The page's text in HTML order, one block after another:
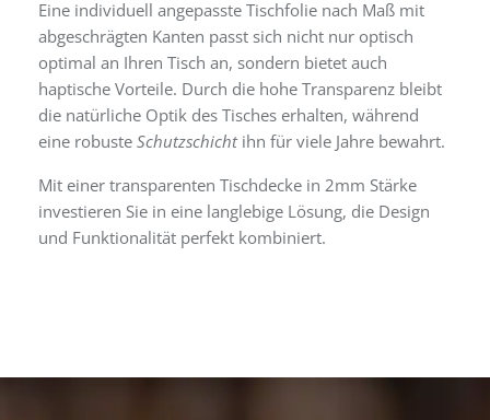
Eine individuell angepasste Tischfolie nach Maß mit
abgeschrägten Kanten passt sich nicht nur optisch
optimal an Ihren Tisch an, sondern bietet auch
haptische Vorteile. Durch die hohe Transparenz bleibt
die natürliche Optik des Tisches erhalten, während
eine robuste Schutzschichtihn für viele Jahre bewahrt.
Mit einer transparenten Tischdecke in 2mm Stärke
investieren Sie in eine langlebige Lösung, die Design
und Funktionalität perfekt kombiniert.